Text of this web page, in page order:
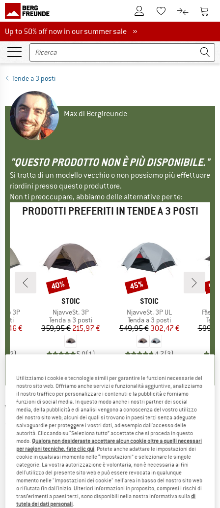
Al conto clienteAlla lista
Al Al
Up to 50% off now in our summer sale
Up to 50% off now in our summer sale »
Tende a 3 posti
Max di Bergfreunde
"QUESTO PRODOTTO NON È PIÙ DISPONIBILE."
Si tratta di un modello vecchio o non possiamo più effettuare
riordini presso questo produttore.
Non ti preoccupare, abbiamo delle alternative per te:
PRODOTTI PREFERITI IN TENDE A 3 POSTI
3P
ridotto
€
(2)
MARCHIO
STOIC
Articolo
NjavveSt. 3P
Gruppo di prodotti
Tenda a 3 posti
Prezzo
359,95 €Prezzo ridotto
215,97 €
5,0(1 )
Sconto
40%
MARCHIO
STOIC
Articolo
NjavveSt. 3P UL
Gruppo di prodotti
Tenda a 3 posti
Prezzo
549,95 € Prezzo ridotto
302,47 €
4,7(3)
Sconto
45%
VANGO -Omega 350 - Tenda a 3 posti
(0)
Utilizziamo i cookie e tecnologie simili per garantire le funzioni necessarie del
nostro sito web. Offriamo anche servizi e funzionalità aggiuntive, analizziamo
il nostro traffico per personalizzare i contenuti e la pubblicità e forniamo
funzioni di social media. In questo modo anche i nostri partner dei social
media, della pubblicità e di analisi vengono a conoscenza del vostro utilizzo
del nostro sito web; alcuni dei quali si trovano in paesi terzi senza adeguate
salvaguardie per proteggere i vostri dati, ad esempio dall'accesso delle
autorità. Cliccando su “Seleziona tutto” accettate che si proceda in questo
modo. Qualora non desideraste accettare alcun cookie oltre a quelli necessari
per ragioni tecniche, fate clic qui . Potete anche adattare le impostazioni dei
cookie in qualsiasi momento nelle “Impostazioni” e selezionare le singole
categorie. La vostra autorizzazione è volontaria, non è necessaria ai fini
dell'utilizzo del presente sito web e può essere revocata in qualunque
momento nelle "Impostazioni dei cookie" nell'area in basso del nostro sito web
o rifiutata fin dall'inizio. Ulteriori informazioni in proposito, compresi i rischi di
trasferimenti a paesi terzi, sono disponibili nella nostra informativa sulladi
tutela dei dati personali